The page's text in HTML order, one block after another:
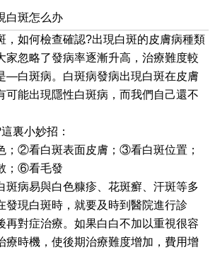
白斑怎么办
如何檢查確認?出現白斑的皮膚病種類
家忽略了發病率逐漸升高，治療難度較
—白斑病。白斑病發病出現白斑在皮膚
可能出現隱性白斑病，而我們自己還不
裏小妙招：
②看白斑表面皮膚；③看白斑位置；
；⑥看毛發
病易與白色糠疹、花斑癬、汗斑等多
發現白斑時，就要及時到醫院進行診
再對症治療。如果白白不加以重視很容
療時機，使後期治療難度增加，費用增